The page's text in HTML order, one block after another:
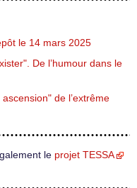
le 14 mars 2025
De l’humour dans le
de l’extrême
le projet TESSA